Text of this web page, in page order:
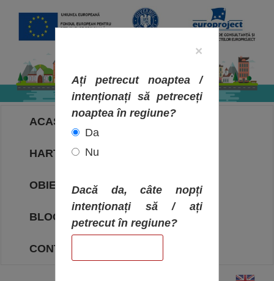
ACASA
HARTA OBIECTIVELOR
OBIECTIVE
BLOG
CONTACT
×
Ați petrecut noaptea /
intenționați să petreceți
noaptea în regiune?
Da
Nu
Dacă da, câte nopți
intenționați să / ați
petrecut în regiune?